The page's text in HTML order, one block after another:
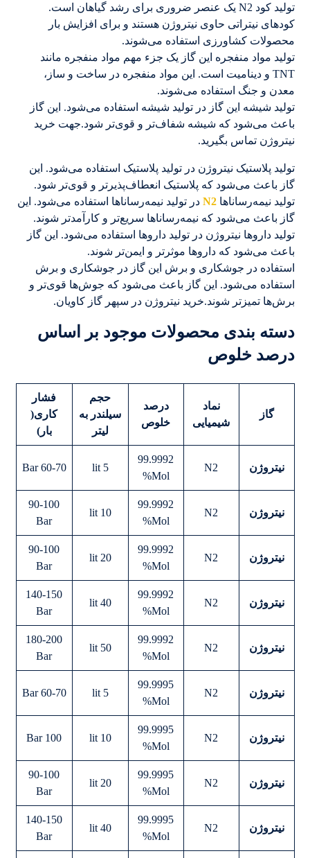
تولید کود N2 یک عنصر ضروری برای رشد گیاهان است.
کودهای نیتراتی حاوی نیتروژن هستند و برای افزایش بار
محصولات کشاورزی استفاده می‌شوند.
تولید مواد منفجره این گاز یک جزء مهم مواد منفجره مانند
TNT و دینامیت است. این مواد منفجره در ساخت و ساز،
معدن و جنگ استفاده می‌شوند.
تولید شیشه این گاز در تولید شیشه استفاده می‌شود. این گاز
باعث می‌شود که شیشه شفاف‌تر و قوی‌تر شود.جهت خرید
نیتروژن تماس بگیرید.
تولید پلاستیک نیتروژن در تولید پلاستیک استفاده می‌شود. این
گاز باعث می‌شود که پلاستیک انعطاف‌پذیرتر و قوی‌تر شود.
تولید نیمه‌رساناهاN2 در تولید نیمه‌رساناها استفاده می‌شود. این
گاز باعث می‌شود که نیمه‌رساناها سریع‌تر و کارآمدتر شوند.
تولید داروها نیتروژن در تولید داروها استفاده می‌شود. این گاز
باعث می‌شود که داروها موثرتر و ایمن‌تر شوند.
استفاده در جوشکاری و برش این گاز در جوشکاری و برش
استفاده می‌شود. این گاز باعث می‌شود که جوش‌ها قوی‌تر و
برش‌ها تمیزتر شوند.خرید نیتروژن در سپهر گاز کاویان.
دسته بندی محصولات موجود بر اساس
درصد خلوص
گاز
نماد
شیمیایی
درصد
خلوص
حجم
سیلندر به
لیتر
فشار
کاری(
بار)
نیتروژن N2
99.9992
Mol%
5 lit
60-70 Bar
نیتروژن N2
99.9992
Mol%
10 lit
90-100
Bar
نیتروژن N2
99.9992
Mol%
20 lit
90-100
Bar
نیتروژن N2
99.9992
Mol%
40 lit
140-150
Bar
نیتروژن N2
99.9992
Mol%
50 lit
180-200
Bar
نیتروژن N2
99.9995
Mol%
5 lit
60-70 Bar
نیتروژن N2
99.9995
Mol%
10 lit
100 Bar
نیتروژن N2
99.9995
Mol%
20 lit
90-100
Bar
نیتروژن N2
99.9995
Mol%
40 lit
140-150
Bar